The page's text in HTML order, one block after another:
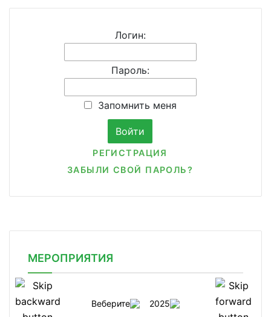
Логин:
Пароль:
Запомнить меня
РЕГИСТРАЦИЯ
ЗАБЫЛИ СВОЙ ПАРОЛЬ?
МЕРОПРИЯТИЯ
Веберите 2025